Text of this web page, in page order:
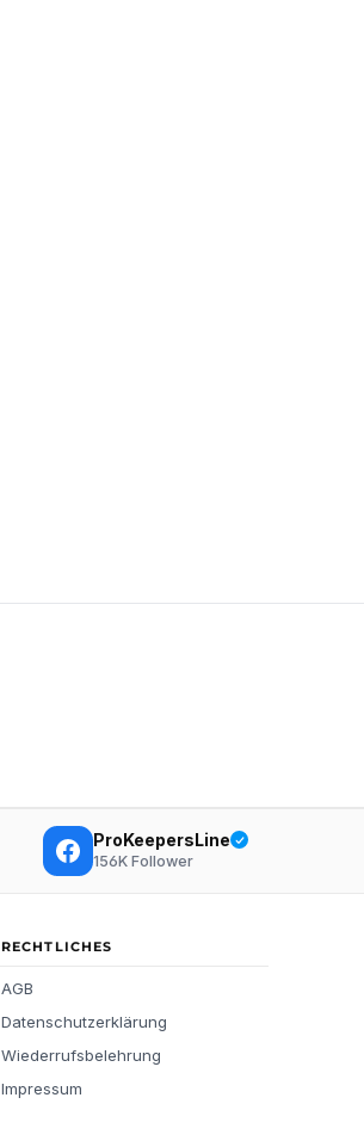
ProKeepersLine
156K Follower
RECHTLICHES
AGB
Datenschutzerklärung
Wiederrufsbelehrung
Impressum